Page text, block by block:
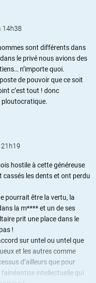
14h38
sont différents dans
le privé nous avions des
n’importe quoi.
de pouvoir que ce soit
c’est tout ! donc
ploutocratique.
hostile à cette généreuse
cassés les dents et ont perdu
pourrait être la vertu, la
la m**** et un de ses
prit une place dans le
!
sur untel ou untel que
et les autres comme
d’ailleurs que pour
intellectuelle qui